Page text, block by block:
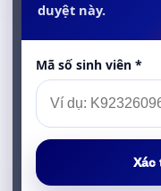
duyệt này.
Mã số sinh viên *
Xác